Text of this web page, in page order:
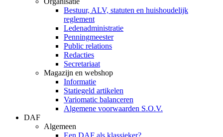
Bestuur, ALV, statuten en huishoudelijk
reglement
Ledenadministratie
Penningmeester
Public relations
Redacties
Secretariaat
Magazijn en webshop
Informatie
Statiegeld artikelen
Variomatic balanceren
Algemene voorwaarden S.O.V.
DAF
Algemeen
Een DAF als klassieker?